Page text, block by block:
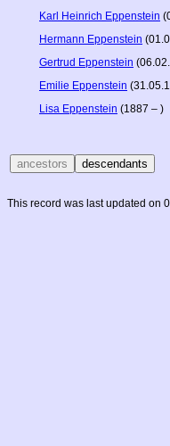
Karl Heinrich Eppenstein
Hermann Eppenstein
Gertrud Eppenstein
Emilie Eppenstein
Lisa Eppenstein (1887 – )
This record was last updated on